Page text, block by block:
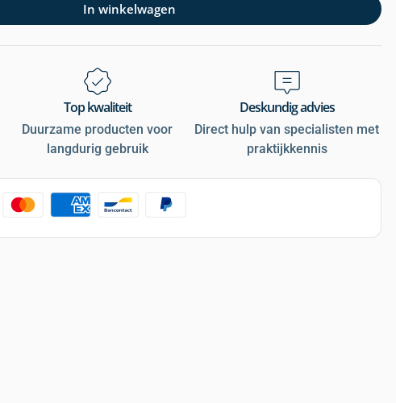
In winkelwagen
Top kwaliteit
Duurzame producten voor
langdurig gebruik
Deskundig advies
Direct hulp van specialisten met
praktijkkennis